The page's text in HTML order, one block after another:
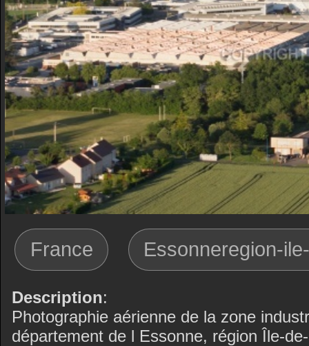
France Essonneregion-
Description:
Photographie aérienne de la zone
département de l Essonne, région Île-